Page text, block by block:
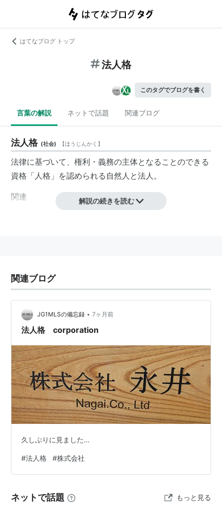
はてなブログ トップ
法人格
このタグでブログを書く
言葉の解説 ネットで話題 関連ブログ
法人格 (社会) 【ほうじんかく 】
法律に基づいて、権利・義務の主体となることのできる
資格「人格 」を認められる 自然人 と法人。
関連
権利能力
解説の続きを読む
関連ブログ
JG1MLSの備忘録 • 7ヶ月前
法人格 corporation
久しぶりに見ました…
#法人格 #株式会社
ネットで話題 もっと見る